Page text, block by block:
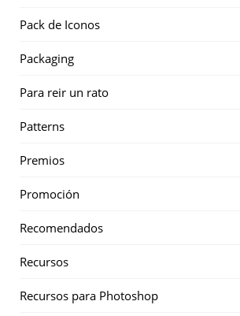
Pack de Iconos
Packaging
Para reir un rato
Patterns
Premios
Promoción
Recomendados
Recursos
Recursos para Photoshop